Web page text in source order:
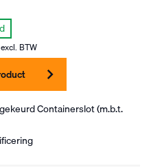
Containerslot (m.b.t.
excl. BTW